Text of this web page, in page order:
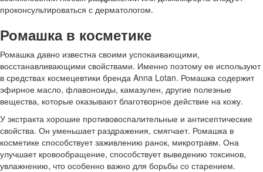
проконсультироваться с дерматологом.
Ромашка в косметике
Ромашка давно известна своими успокаивающими,
восстанавливающими свойствами. Именно поэтому ее используют
в средствах космецевтики бренда Anna Lotan. Ромашка содержит
эфирное масло, флавоноиды, камазулен, другие полезные
вещества, которые оказывают благотворное действие на кожу.
У экстракта хорошие противовоспалительные и антисептические
свойства. Он уменьшает раздражения, смягчает. Ромашка в
косметике способствует заживлению ранок, микротравм. Она
улучшает кровообращение, способствует выведению токсинов,
увлажнению, что особенно важно для борьбы со старением.